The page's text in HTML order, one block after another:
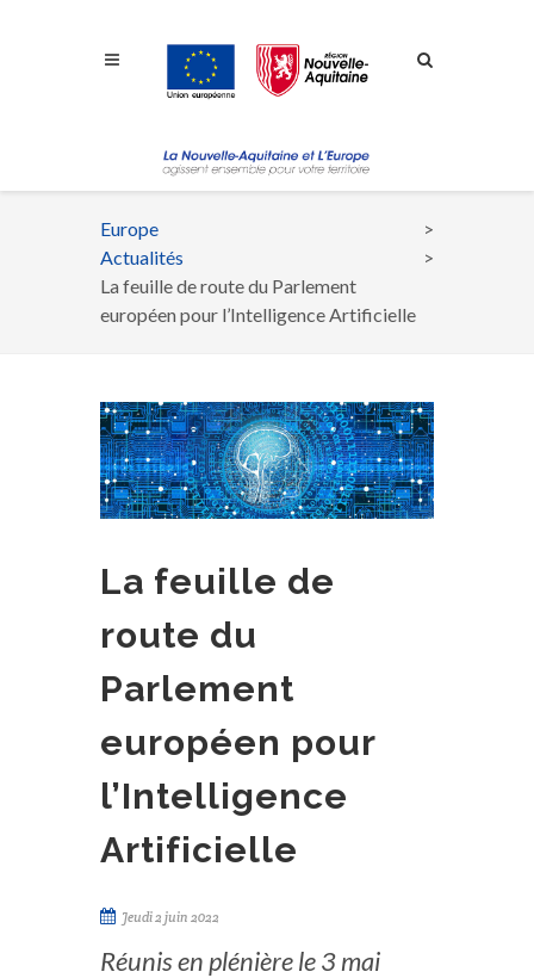
Fil
d'Ariane
Europe
Actualités
La feuille de route du Parlement
européen pour l’Intelligence Artificielle
La feuille de
route du
Parlement
européen pour
l’Intelligence
Artificielle
Jeudi 2 juin 2022
Réunis en plénière le 3 mai